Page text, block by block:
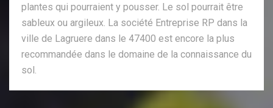
plantes qui pourraient y pousser. Le sol pourrait être
sableux ou argileux. La société Entreprise RP dans la
ville de Lagruere dans le 47400 est encore la plus
recommandée dans le domaine de la connaissance du
sol.